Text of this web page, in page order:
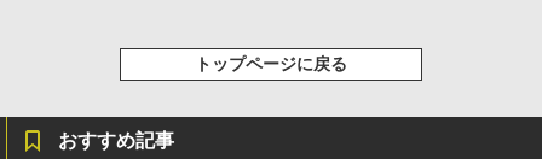
トップページに戻る
おすすめ記事